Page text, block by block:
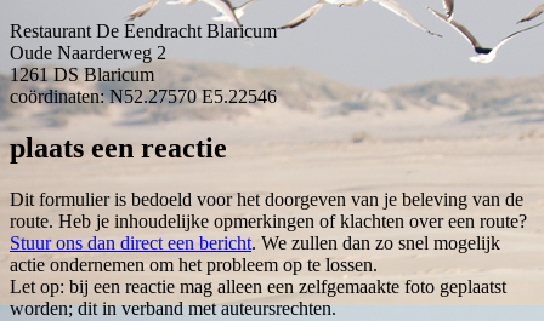
Restaurant De Eendracht Blaricum
Oude Naarderweg 2
1261 DS Blaricum
coördinaten: N52.27570 E5.22546
plaats een reactie
Dit formulier is bedoeld voor het doorgeven van je beleving van de
route. Heb je inhoudelijke opmerkingen of klachten over een route?
Stuur ons dan direct een bericht. We zullen dan zo snel mogelijk
actie ondernemen om het probleem op te lossen.
Let op: bij een reactie mag alleen een zelfgemaakte foto geplaatst
worden; dit in verband met auteursrechten.